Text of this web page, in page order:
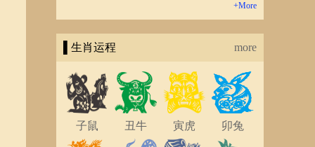
+More
▌生肖运程 more
子鼠 丑牛 寅虎 卯兔